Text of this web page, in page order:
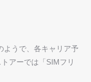
ようで、各キャリア予
アーでは「SIMフリ